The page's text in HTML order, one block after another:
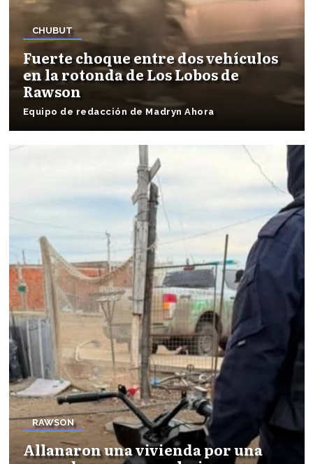
CHUBUT
Fuerte choque entre dos vehículos
en la rotonda de Los Lobos de
Rawson
Equipo de redacción de Madryn Ahora
RAWSON
Allanaron una vivienda por una